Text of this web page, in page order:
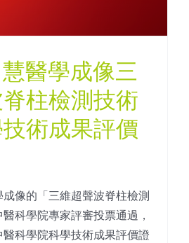
醫學成像三
柱檢測技術
術成果評價
像的「三維超聲波脊柱檢測
科學院專家評審投票通過，
科學院科學技術成果評價證